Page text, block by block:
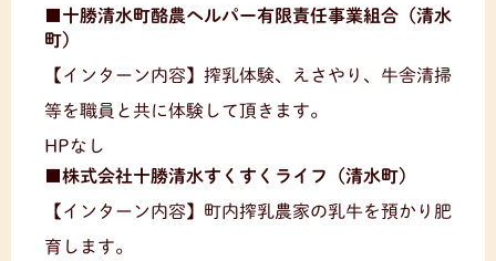
■十勝清水町酪農ヘルパー有限責任事業組合（清水
町）
【インターン内容】搾乳体験、えさやり、牛舎清掃
等を職員と共に体験して頂きます。
HPなし
■株式会社十勝清水すくすくライフ（清水町）
【インターン内容】町内搾乳農家の乳牛を預かり肥
育します。